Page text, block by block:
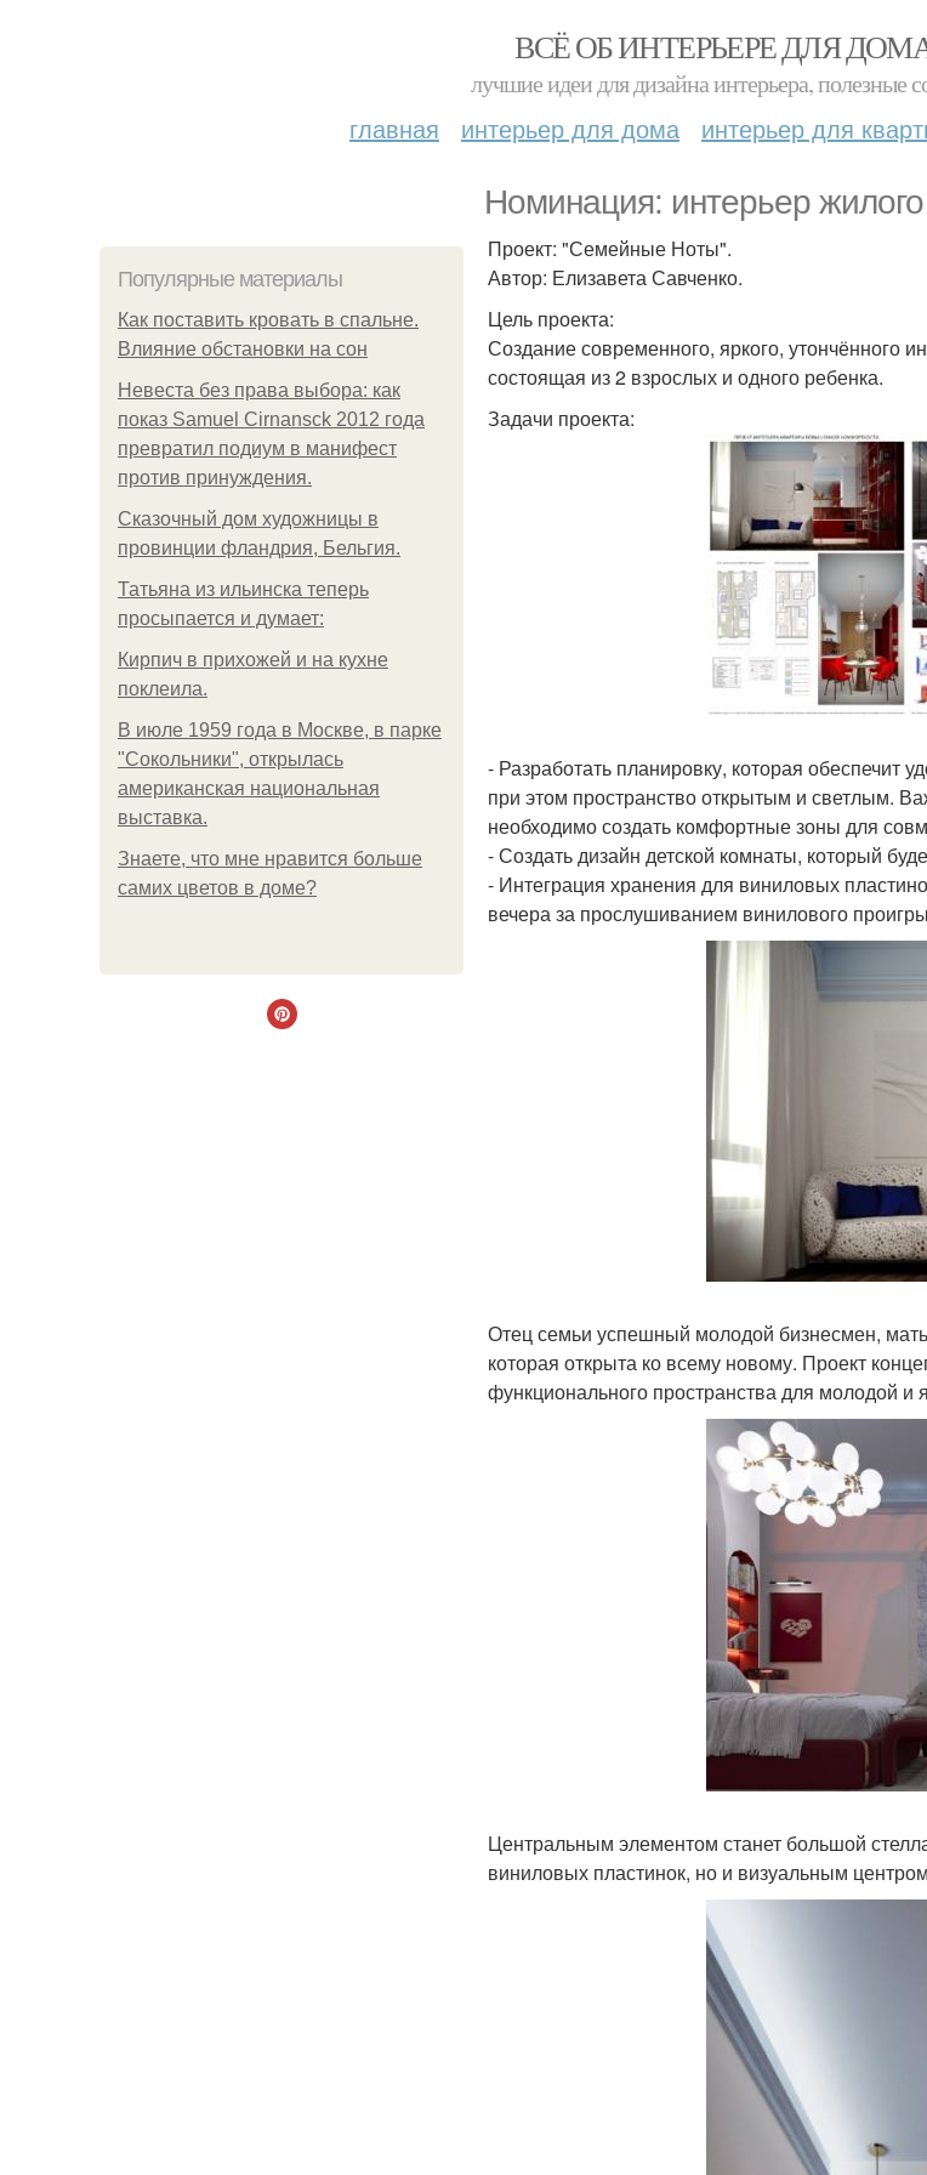
ВСЁ ОБ ИНТЕРЬЕРЕ ДЛЯ
лучшие идеи для дизайна интерьера, полезные
главная интерьер для дома интерьер для
Номинация: интерьер жилого
Популярные материалы
Как поставить кровать в спальне.
Влияние обстановки на сон
Невеста без права выбора: как
показ Samuel Cirnansck 2012 года
превратил подиум в манифест
против принуждения.
Сказочный дом художницы в
провинции фландрия, Бельгия.
Татьяна из ильинска теперь
просыпается и думает:
Кирпич в прихожей и на кухне
поклеила.
В июле 1959 года в Москве, в парке
"Сокольники", открылась
американская национальная
выставка.
Знаете, что мне нравится больше
самих цветов в доме?
Проект: "Семейные Ноты".
Автор: Елизавета Савченко.
Цель проекта:
Создание современного, яркого, утончённого
состоящая из 2 взрослых и одного ребенка.
Задачи проекта:
- Разработать планировку, которая обеспечит
при этом пространство открытым и светлым.
необходимо создать комфортные зоны для
- Создать дизайн детской комнаты, который
- Интеграция хранения для виниловых
вечера за прослушиванием винилового
Отец семьи успешный молодой бизнесмен,
которая открыта ко всему новому. Проект
функционального пространства для молодой и
Центральным элементом станет большой
виниловых пластинок, но и визуальным